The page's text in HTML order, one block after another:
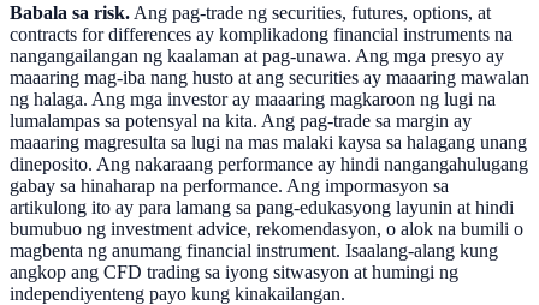
Babala sa risk. Ang pag-trade ng securities, futures, options, at
contracts for differences ay komplikadong financial instruments na
nangangailangan ng kaalaman at pag-unawa. Ang mga presyo ay
maaaring mag-iba nang husto at ang securities ay maaaring mawalan
ng halaga. Ang mga investor ay maaaring magkaroon ng lugi na
lumalampas sa potensyal na kita. Ang pag-trade sa margin ay
maaaring magresulta sa lugi na mas malaki kaysa sa halagang unang
dineposito. Ang nakaraang performance ay hindi nangangahulugang
gabay sa hinaharap na performance. Ang impormasyon sa
artikulong ito ay para lamang sa pang-edukasyong layunin at hindi
bumubuo ng investment advice, rekomendasyon, o alok na bumili o
magbenta ng anumang financial instrument. Isaalang-alang kung
angkop ang CFD trading sa iyong sitwasyon at humingi ng
independiyenteng payo kung kinakailangan.